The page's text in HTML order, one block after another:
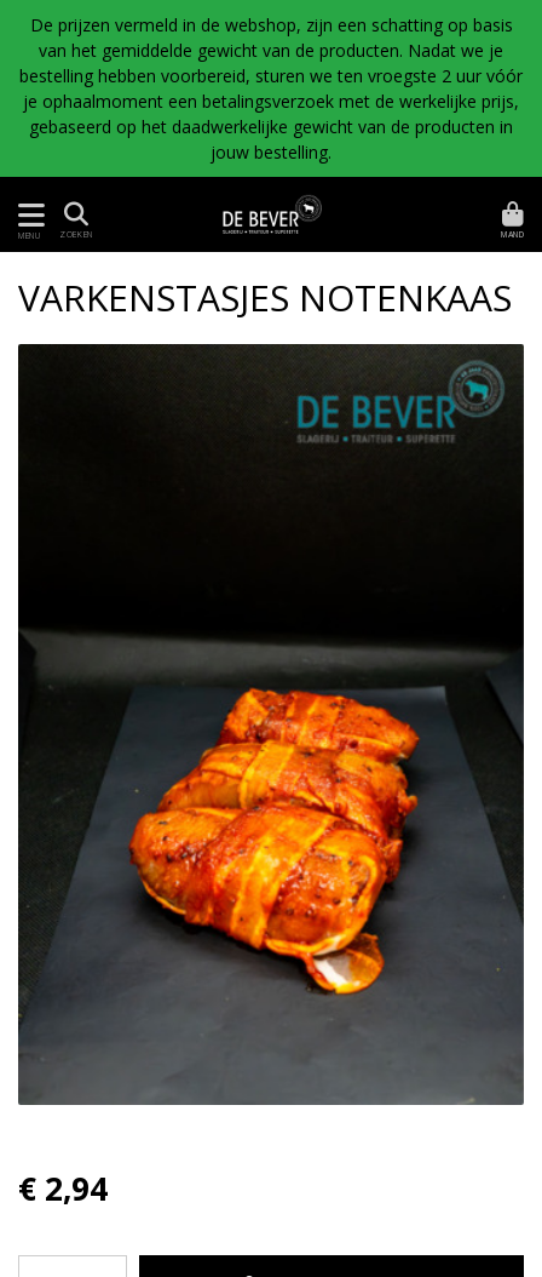
De prijzen vermeld in de webshop, zijn een schatting op basis
van het gemiddelde gewicht van de producten. Nadat we je
bestelling hebben voorbereid, sturen we ten vroegste 2 uur vóór
je ophaalmoment een betalingsverzoek met de werkelijke prijs,
gebaseerd op het daadwerkelijke gewicht van de producten in
jouw bestelling.
MENU ZOEKEN MAND
VARKENSTASJES NOTENKAAS
€ 2,94